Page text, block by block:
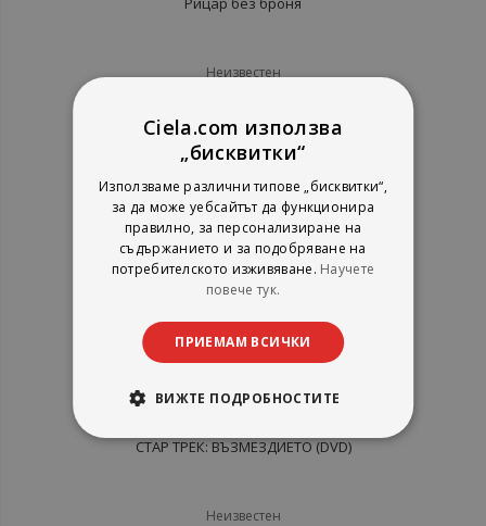
Неизвестен
1% 10,02 €
19,60 лв.
СТАР ТРЕК: ВЪЗМЕЗДИЕТО (DVD)
Неизвестен
Ciela.com използва
„бисквитки“
Използваме различни типове „бисквитки“,
за да може уебсайтът да функционира
правилно, за персонализиране на
съдържанието и за подобряване на
потребителското изживяване. Научете
повече тук.
ПРИЕМАМ ВСИЧКИ
ВИЖТЕ ПОДРОБНОСТИТЕ